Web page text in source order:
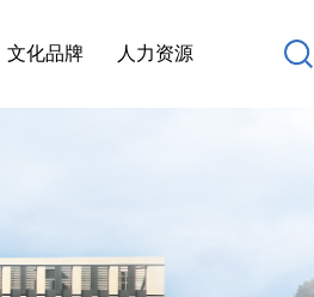
文化品牌 人力资源